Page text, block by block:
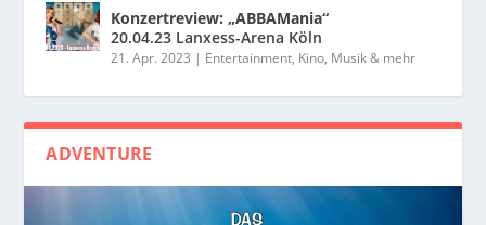
Konzertreview: „ABBAMania“
20.04.23 Lanxess-Arena Köln
21. Apr. 2023 | Entertainment, Kino, Musik & mehr
ADVENTURE